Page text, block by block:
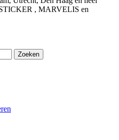
, MARVELIS en
Zoeken